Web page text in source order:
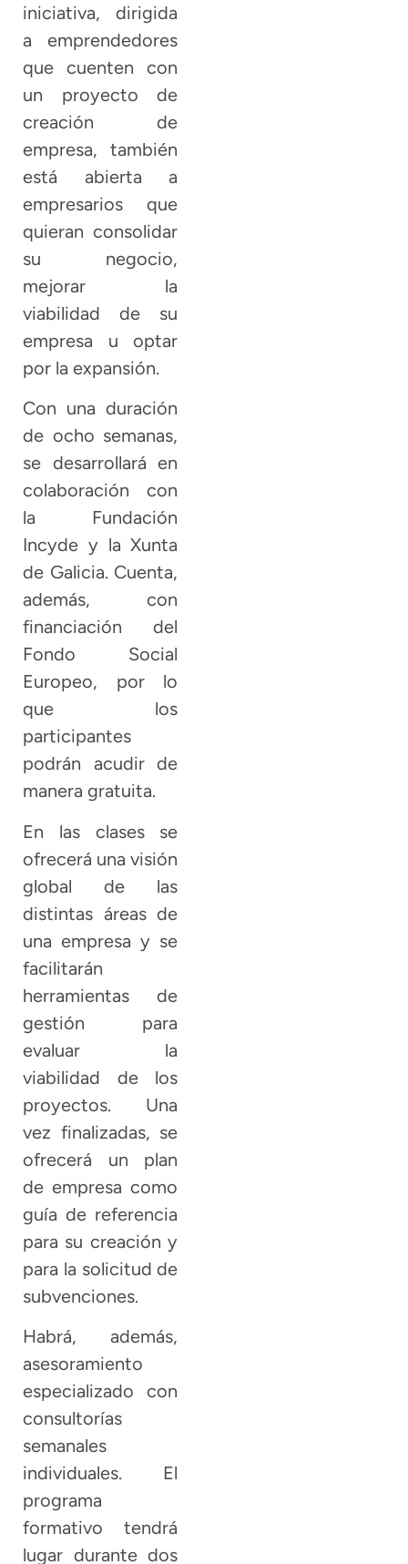
iniciativa, dirigida
a emprendedores
que cuenten con
un proyecto de
creación de
empresa, también
está abierta a
empresarios que
quieran consolidar
su negocio,
mejorar la
viabilidad de su
empresa u optar
por la expansión.
Con una duración
de ocho semanas,
se desarrollará en
colaboración con
la Fundación
Incyde y la Xunta
de Galicia. Cuenta,
además, con
financiación del
Fondo Social
Europeo, por lo
que los
participantes
podrán acudir de
manera gratuita.
En las clases se
ofrecerá una visión
global de las
distintas áreas de
una empresa y se
facilitarán
herramientas de
gestión para
evaluar la
viabilidad de los
proyectos. Una
vez finalizadas, se
ofrecerá un plan
de empresa como
guía de referencia
para su creación y
para la solicitud de
subvenciones.
Habrá, además,
asesoramiento
especializado con
consultorías
semanales
individuales. El
programa
formativo tendrá
lugar durante dos